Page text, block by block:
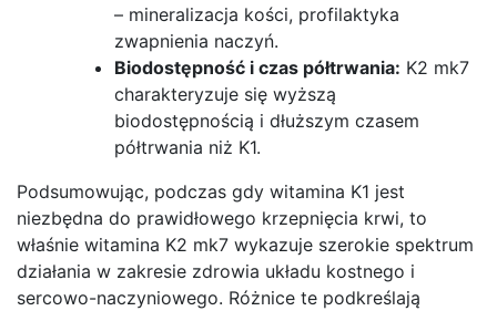
– mineralizacja kości, profilaktyka
zwapnienia naczyń.
Biodostępność i czas półtrwania: K2 mk7
charakteryzuje się wyższą
biodostępnością i dłuższym czasem
półtrwania niż K1.
Podsumowując, podczas gdy witamina K1 jest
niezbędna do prawidłowego krzepnięcia krwi, to
właśnie witamina K2 mk7 wykazuje szerokie spektrum
działania w zakresie zdrowia układu kostnego i
sercowo-naczyniowego. Różnice te podkreślają